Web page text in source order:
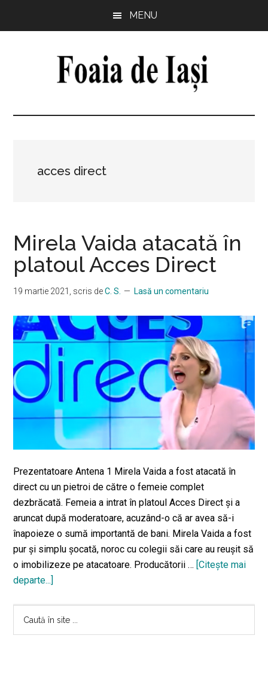
MENU
Foaia
Iași
minte,
comunitate
acces direct
Mirela Vaida atacată în
platoul Acces Direct
19 martie 2021 , scris deC. S. Lasă un comentariu
Prezentatoare Antena 1 Mirela Vaida a fost atacată în
direct cu un pietroi de către o femeie complet
dezbrăcată. Femeia a intrat în platoul Acces Direct şi a
aruncat după moderatoare, acuzând-o că ar avea să-i
înapoieze o sumă importantă de bani. Mirela Vaida a fost
pur și simplu șocată, noroc cu colegii săi care au reușit să
o imobilizeze pe atacatoare. Producătorii … [Citeşte mai
departe...]
în
Bara
principală